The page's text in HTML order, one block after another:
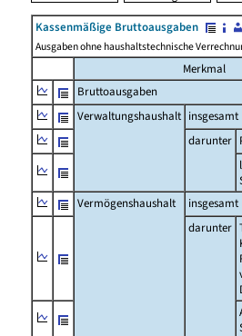
Kassenmäßige Bruttoausgaben
Ausgaben ohne haushaltstechnische
Merkmal
Bruttoausgaben
Verwaltungshaushalt insgesamt
darunter
Vermögenshaushalt
insgesamt
darunter